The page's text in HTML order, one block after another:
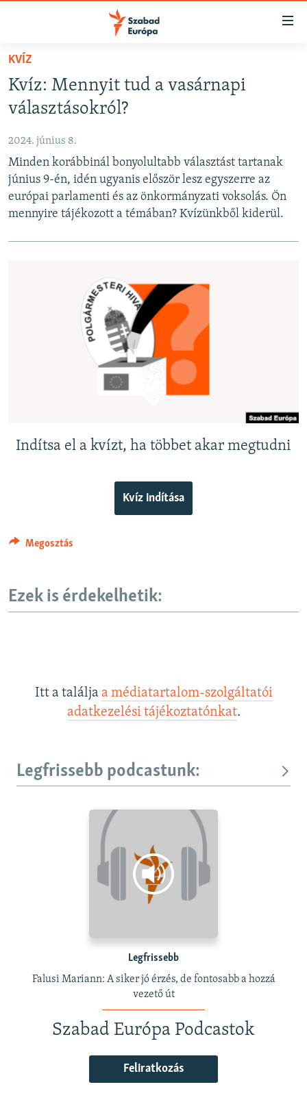
Akadálymentes
Ugrás
fő
oldalra
tartalomjegyzékre
Ugrás
keresésre
AKTUÁLIS
VIDEÓK
ELEMZŐ
NER15
SZABADON
TÁRSADALOM
A PÉNZ NYOMÁBAN
EURÓPAI UNIÓ
A MÚLT TANULSÁGAI
Valamennyi RFE/RL weboldal
KVÍZ
Kvíz: Mennyit tud a vasárnapi
választásokról?
2024. június 8.
Minden korábbinál bonyolultabb választást tartanak
június 9-én, idén ugyanis először lesz egyszerre az
európai parlamenti és az önkormányzati voksolás. Ön
mennyire tájékozott a témában? Kvízünkből kiderül.
Indítsa el a kvízt, ha többet akar megtudni
Kvíz indítása
Megosztás
Ezek is érdekelhetik:
Itt a találja a médiatartalom-szolgáltatói
adatkezelési tájékoztatónkat.
Legfrissebb podcastunk:
Legfrissebb
Falusi Mariann: A siker jó érzés, de fontosabb a hozzá
vezető út
Szabad Európa Podcastok
Feliratkozás
Spotify
Feliratkozás